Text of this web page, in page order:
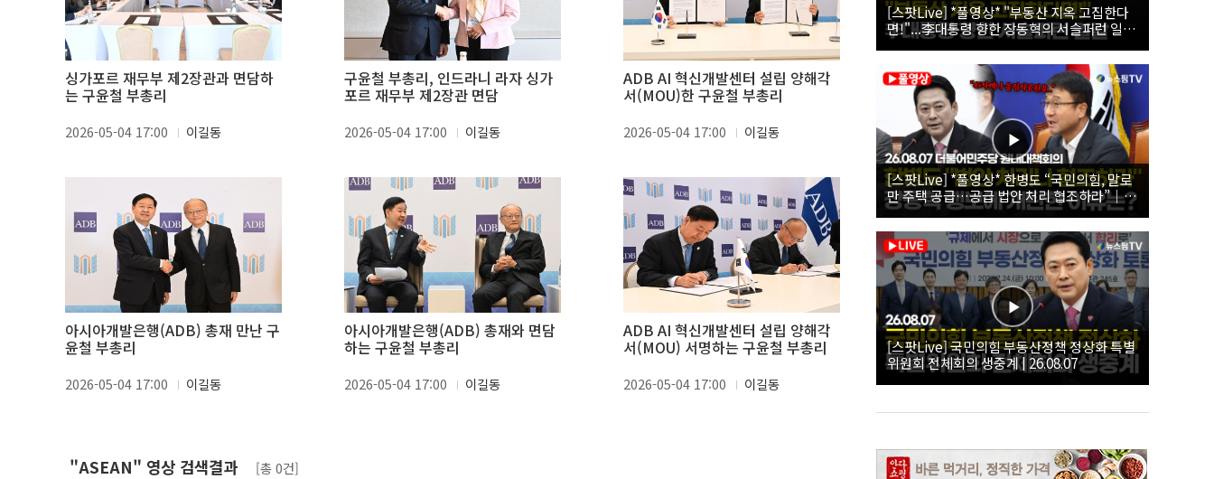
싱가포르 재무부 제2장관과 면담하
는 구윤철 부총리
2026-05-04 17:00 이길동
구윤철 부총리, 인드라니 라자 싱가
포르 재무부 제2장관 면담
2026-05-04 17:00 이길동
ADB AI 혁신개발센터 설립 양해각
서(MOU)한 구윤철 부총리
2026-05-04 17:00 이길동
아시아개발은행(ADB) 총재 만난 구
윤철 부총리
2026-05-04 17:00 이길동
아시아개발은행(ADB) 총재와 면담
하는 구윤철 부총리
2026-05-04 17:00 이길동
ADB AI 혁신개발센터 설립 양해각
서(MOU) 서명하는 구윤철 부총리
2026-05-04 17:00 이길동
"ASEAN" 영상 검색결과 [총 0건]
[스팟Live] *풀영상* "부동산 지옥 고집한다
면!"...李대통령 향한 장동혁의 서슬퍼런 일갈
| 26.08.07 국민의힘 부동산정책 정상화 특별
위원회 전체회의
[스팟Live] *풀영상* 한병도 “국민의힘, 말로
만 주택 공급…공급 법안 처리 협조하라”｜
26.08.07 더불어민주당 원내대책회의
[스팟Live] 국민의힘 부동산정책 정상화 특별
위원회 전체회의 생중계 | 26.08.07